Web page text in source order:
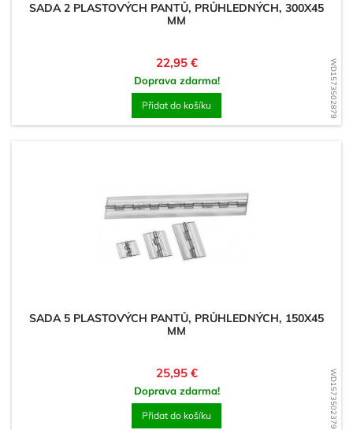
WD1573502879
SADA 2 PLASTOVÝCH PANTŮ, PRŮHLEDNÝCH, 300X45
MM
Cena
22,95 €
Doprava zdarma!
Přidat do košíku
WD1573502379
SADA 5 PLASTOVÝCH PANTŮ, PRŮHLEDNÝCH, 150X45
MM
Cena
25,95 €
Doprava zdarma!
Přidat do košíku